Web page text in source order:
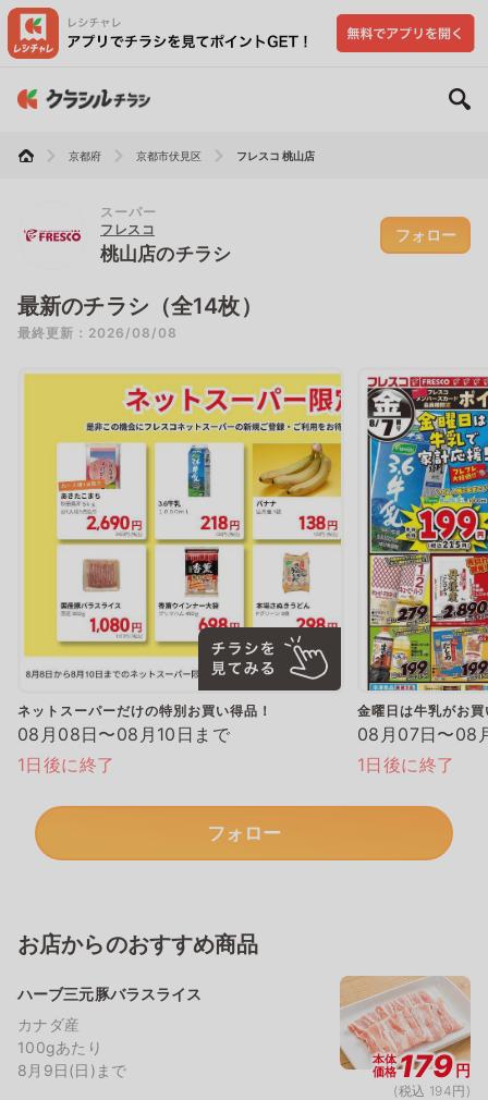
京都府 京都市伏見区 フレスコ 桃山店
スーパー
フレスコ
桃山店のチラシ
フォロー
最新のチラシ（全14枚）
最終更新：2026/08/08
ネットスーパーだけの特別お買い得品！
08月08日〜08月10日まで
1日後に終了
金曜日は牛乳がお
08月07日〜08
1日後に終了
フォロー
お店からのおすすめ商品
ハーブ三元豚バラスライス
カナダ産
100gあたり
8月9日(日)まで
本体
価格179円
(税込 194円)